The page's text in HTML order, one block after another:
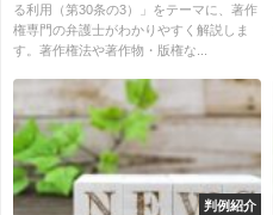
る利用（第30条の3）」をテーマに、著作
権専門の弁護士がわかりやすく解説しま
す。著作権法や著作物・版権な...
判例紹介